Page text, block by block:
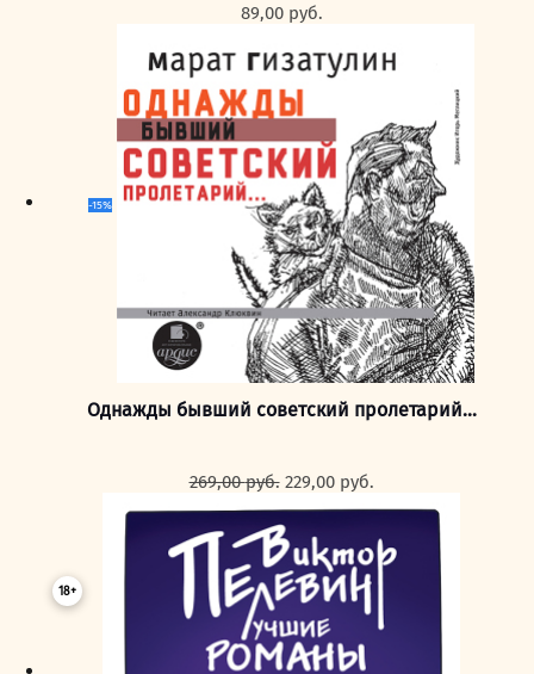
89,00 руб.
-15%
Однажды бывший советский пролетарий…
269,00руб. Первоначальная
составляла
269,00 руб..
229,00 руб.
229,00 руб..
18+